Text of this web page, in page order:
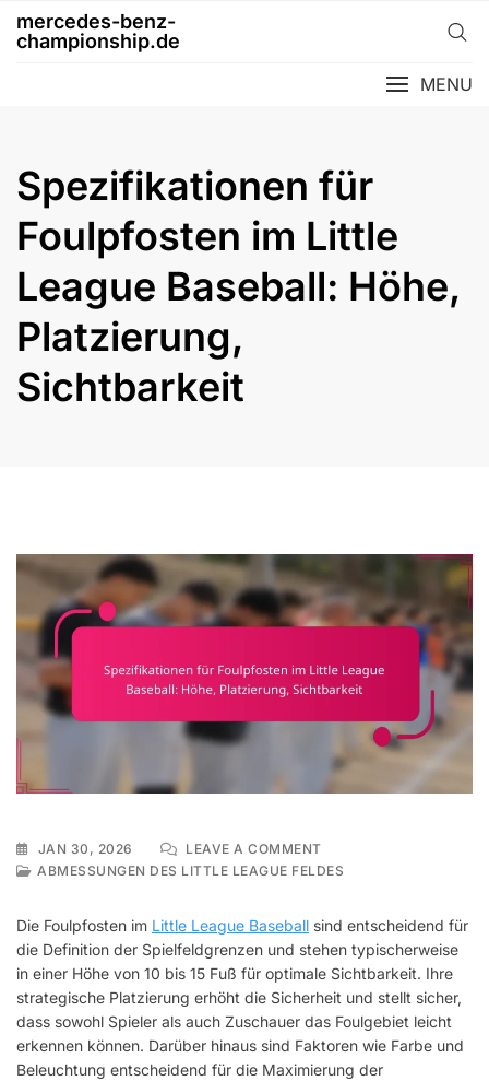
mercedes-benz-
championship.de
MENU
Spezifikationen für
Foulpfosten im Little
League Baseball: Höhe,
Platzierung,
Sichtbarkeit
JAN 30, 2026 LEAVE A COMMENTON
SPEZIFIKATIONEN
IM
LITTLE
LEAGUE
BASEBALL:
HÖHE,
PLATZIERUNG,
SICHTBARKEIT
ABMESSUNGEN DES LITTLE LEAGUE FELDES
Die Foulpfosten im Little League Baseball sind entscheidend für
die Definition der Spielfeldgrenzen und stehen typischerweise
in einer Höhe von 10 bis 15 Fuß für optimale Sichtbarkeit. Ihre
strategische Platzierung erhöht die Sicherheit und stellt sicher,
dass sowohl Spieler als auch Zuschauer das Foulgebiet leicht
erkennen können. Darüber hinaus sind Faktoren wie Farbe und
Beleuchtung entscheidend für die Maximierung der